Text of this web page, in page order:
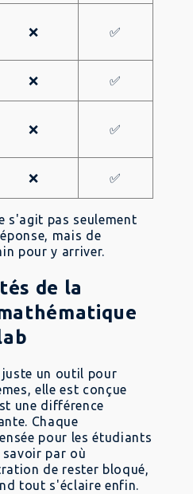
❌ ✅
❌ ✅
❌ ✅
❌ ✅
s'agit pas seulement
mais de
pour y arriver.
de la
juste un outil pour
elle est conçue
une différence
Chaque
pour les étudiants
savoir par où
de rester bloqué,
tout s'éclaire enfin.